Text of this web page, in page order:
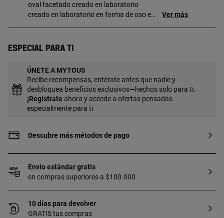
oval facetado creado en laboratorio
creado en laboratorio en forma de oso en
deslizante. Pieza fabricada con plata de
y 3 micras de espesor. Esta calidad
garantiza una mayor durabilidad de la
joya. Nota: Pieza elaborada con gemas
creadas en laboratorio.
Ver más
Especial para ti
ÚNETE A MYTOUS
Recibe recompensas, entérate antes que nadie y
desbloquea beneficios exclusivos—hechos solo para ti.
¡Regístrate ahora y accede a ofertas pensadas
especialmente para ti
Descubre más métodos de pago
Envío estándar gratis
en compras superiores a $100.000
10 días para devolver
GRATIS tus compras